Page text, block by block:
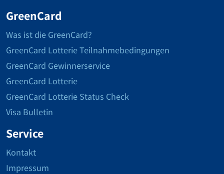
GreenCard
Was ist die GreenCard?
GreenCard Lotterie Teilnahmebedingungen
GreenCard Gewinnerservice
GreenCard Lotterie
GreenCard Lotterie Status Check
Visa Bulletin
Service
Kontakt
Impressum